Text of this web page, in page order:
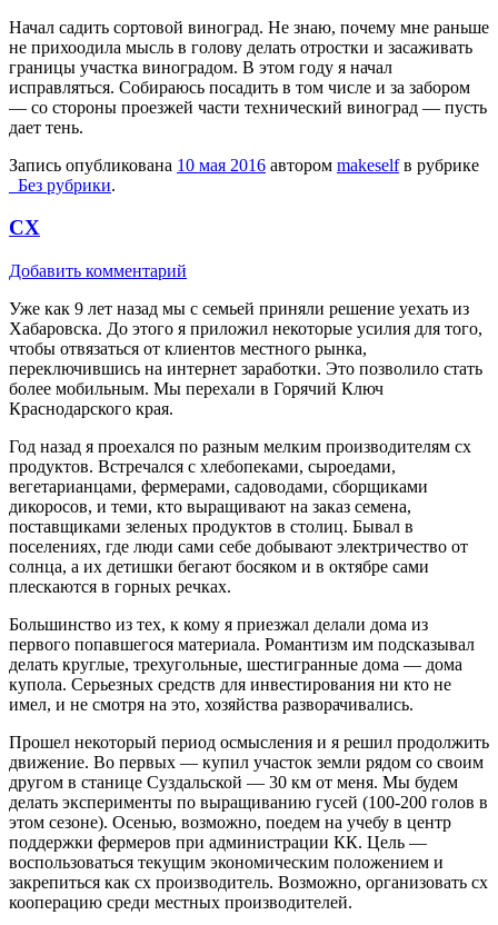
Начал садить сортовой виноград. Не знаю, почему мне раньше
не прихоодила мысль в голову делать отростки и засаживать
границы участка виноградом. В этом году я начал
исправляться. Собираюсь посадить в том числе и за забором
— со стороны проезжей части технический виноград — пусть
дает тень.
Запись опубликована 10 мая 2016 автором makeselfв рубрике
_Без рубрики.
СХ
Добавить комментарий
Уже как 9 лет назад мы с семьей приняли решение уехать из
Хабаровска. До этого я приложил некоторые усилия для того,
чтобы отвязаться от клиентов местного рынка,
переключившись на интернет заработки. Это позволило стать
более мобильным. Мы перехали в Горячий Ключ
Краснодарского края.
Год назад я проехался по разным мелким производителям сх
продуктов. Встречался с хлебопеками, сыроедами,
вегетарианцами, фермерами, садоводами, сборщиками
дикоросов, и теми, кто выращивают на заказ семена,
поставщиками зеленых продуктов в столиц. Бывал в
поселениях, где люди сами себе добывают электричество от
солнца, а их детишки бегают босяком и в октябре сами
плескаются в горных речках.
Большинство из тех, к кому я приезжал делали дома из
первого попавшегося материала. Романтизм им подсказывал
делать круглые, трехугольные, шестигранные дома — дома
купола. Серьезных средств для инвестирования ни кто не
имел, и не смотря на это, хозяйства разворачивались.
Прошел некоторый период осмысления и я решил продолжить
движение. Во первых — купил участок земли рядом со своим
другом в станице Суздальской — 30 км от меня. Мы будем
делать эксперименты по выращиванию гусей (100-200 голов в
этом сезоне). Осенью, возможно, поедем на учебу в центр
поддержки фермеров при администрации КК. Цель —
воспользоваться текущим экономическим положением и
закрепиться как сх производитель. Возможно, организовать сх
кооперацию среди местных производителей.